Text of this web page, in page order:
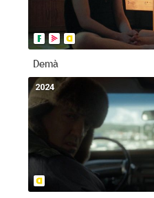
Demà
2024